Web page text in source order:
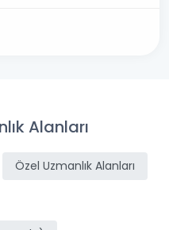
Alanları
Özel Uzmanlık Alanları